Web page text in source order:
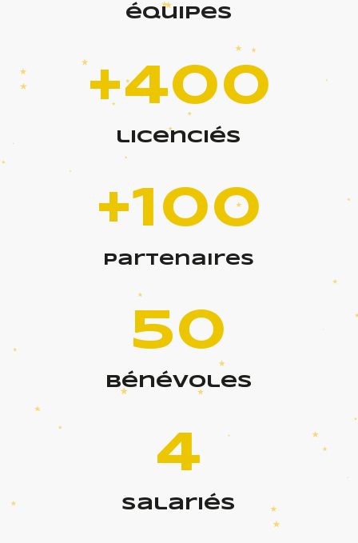
équipes
+400
licenciés
+100
partenaires
50
bénévoles
4
salariés